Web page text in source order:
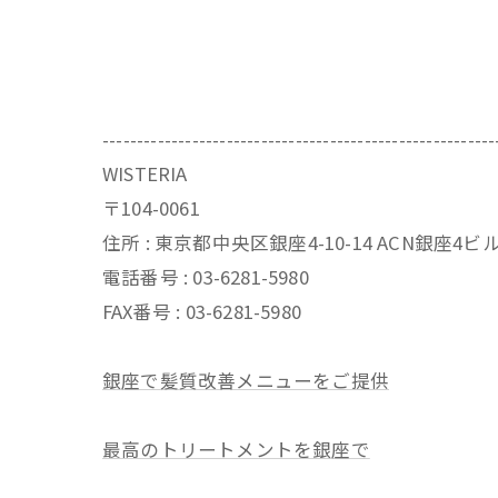
WISTERIA
〒104-0061
住所 : 東京都中央区銀座4-10-14 ACN銀座4ビ
電話番号 : 03-6281-5980
FAX番号 : 03-6281-5980
銀座で髪質改善メニューをご提供
最高のトリートメントを銀座で